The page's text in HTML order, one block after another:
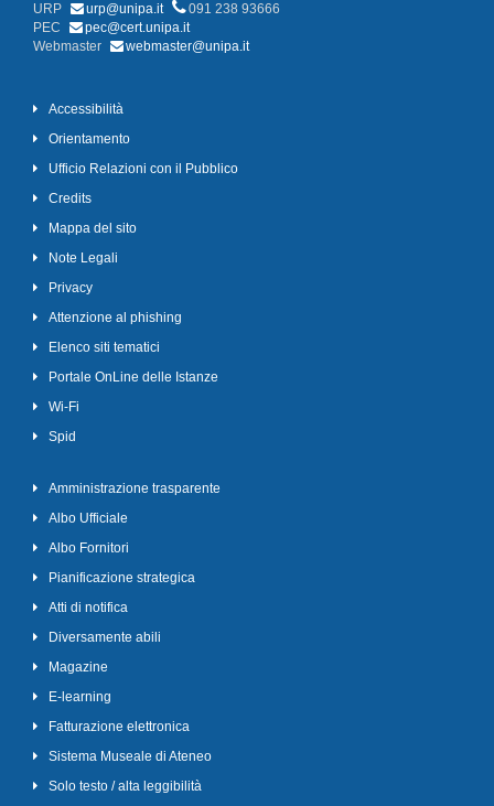
URP
urp@unipa.it
091 238 93666
PEC
pec@cert.unipa.it
Webmaster
webmaster@unipa.it
Accessibilità
Orientamento
Ufficio Relazioni con il Pubblico
Credits
Mappa del sito
Note Legali
Privacy
Attenzione al phishing
Elenco siti tematici
Portale OnLine delle Istanze
Wi-Fi
Spid
Amministrazione trasparente
Albo Ufficiale
Albo Fornitori
Pianificazione strategica
Atti di notifica
Diversamente abili
Magazine
E-learning
Fatturazione elettronica
Sistema Museale di Ateneo
Solo testo / alta leggibilità